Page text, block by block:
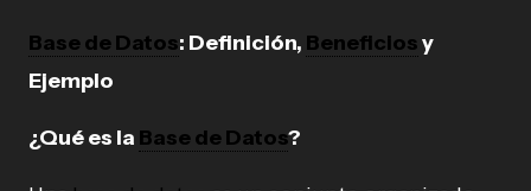
Base de Datos: Definición, Beneficiosy
Ejemplo
¿Qué es la Base de Datos?